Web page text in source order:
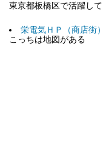
東京都板橋区で活躍し
栄電気ＨＰ（商店街）
こっちは地図がある